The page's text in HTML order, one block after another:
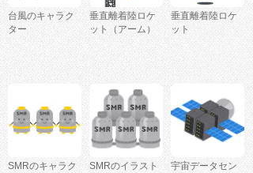
台風のキャラク
ター
垂直離着陸ロケ
ット（アーム）
垂直離着陸ロケ
ット
SMRのキャラク
SMRのイラスト
宇宙データセン